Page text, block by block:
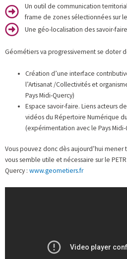
Un outil de communication
frame de zones sélectionnées sur
Une géo-localisation des savoir-
Géométiers va progressivement se doter
Création d’une interface
l’Artisanat /Collectivités et
Pays Midi-Quercy)
Espace savoir-faire. Liens acteurs
vidéos du Répertoire Numérique
(expérimentation avec le Pays Midi-
Vous pouvez donc dès aujourd’hui
vous semble utile et nécessaire sur le
Quercy : www.geometiers.fr